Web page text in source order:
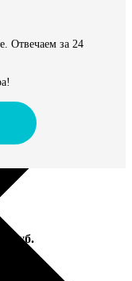
Отвечаем за 24
руб.